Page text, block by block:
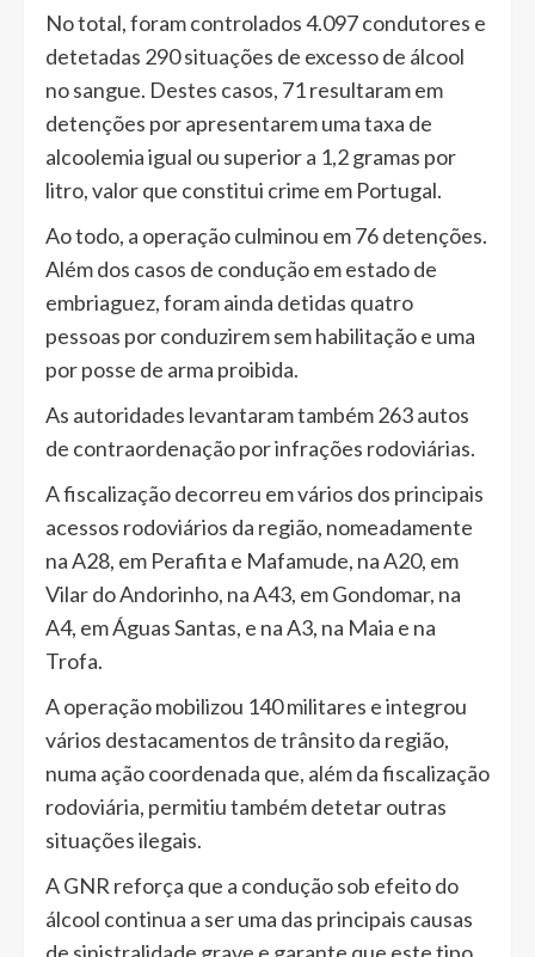
No total, foram controlados 4.097 condutores e
detetadas 290 situações de excesso de álcool
no sangue. Destes casos, 71 resultaram em
detenções por apresentarem uma taxa de
alcoolemia igual ou superior a 1,2 gramas por
litro, valor que constitui crime em Portugal.
Ao todo, a operação culminou em 76 detenções.
Além dos casos de condução em estado de
embriaguez, foram ainda detidas quatro
pessoas por conduzirem sem habilitação e uma
por posse de arma proibida.
As autoridades levantaram também 263 autos
de contraordenação por infrações rodoviárias.
A fiscalização decorreu em vários dos principais
acessos rodoviários da região, nomeadamente
na A28, em Perafita e Mafamude, na A20, em
Vilar do Andorinho, na A43, em Gondomar, na
A4, em Águas Santas, e na A3, na Maia e na
Trofa.
A operação mobilizou 140 militares e integrou
vários destacamentos de trânsito da região,
numa ação coordenada que, além da fiscalização
rodoviária, permitiu também detetar outras
situações ilegais.
A GNR reforça que a condução sob efeito do
álcool continua a ser uma das principais causas